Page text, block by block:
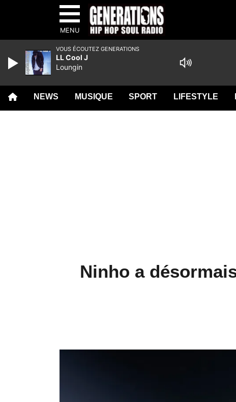
MENU
NEWS MUSIQUE SPORT LIFESTYLE
Ninho a
VOUS ÉCOUTEZ GENERATIONS
LL Cool J
Loungin